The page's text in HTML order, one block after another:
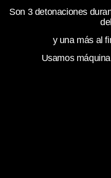
Son 3 detonaciones
y una más al
Usamos